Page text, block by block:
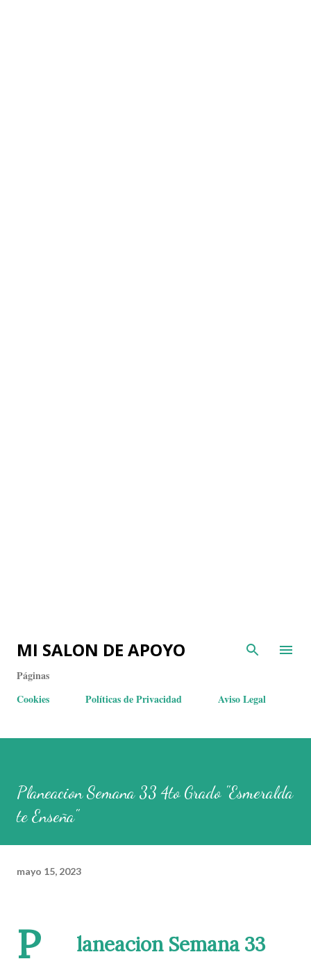
MI SALON DE APOYO
Páginas
Cookies
Políticas de Privacidad Aviso Legal
Planeacion Semana 33 4to Grado "Esmeralda
te Enseña"
mayo 15, 2023
P laneacion Semana 33